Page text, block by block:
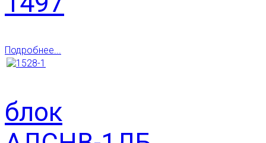
Подробнее...
блок